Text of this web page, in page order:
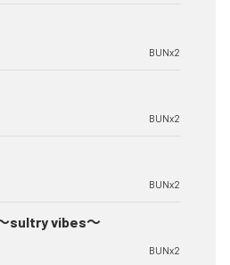
BUNx2
BUNx2
BUNx2
sultry vibes〜
BUNx2